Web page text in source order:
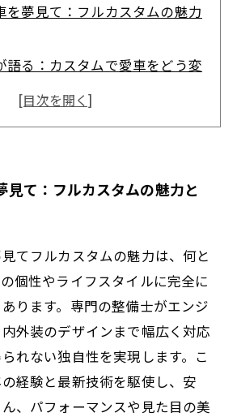
を夢見て：フルカスタムの魅力
語る：カスタムで愛車をどう変
りも美しさも進化！最新整備技
以上：ライフスタイルを映すフ
世界
見て：フルカスタムの魅力と
てフルカスタムの魅力は、何と
個性やライフスタイルに完全に
ります。専門の整備士がエンジ
外装のデザインまで幅広く対応
れない独自性を実現します。こ
経験と最新技術を駆使し、安
、パフォーマンスや見た目の美